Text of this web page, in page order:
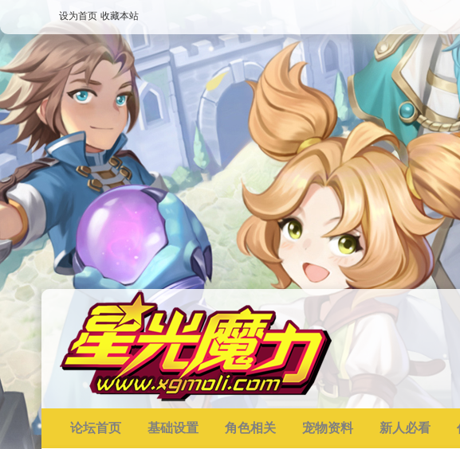
设为首页 收藏本站
论坛首页 基础设置 角色相关 宠物资料 新人必看